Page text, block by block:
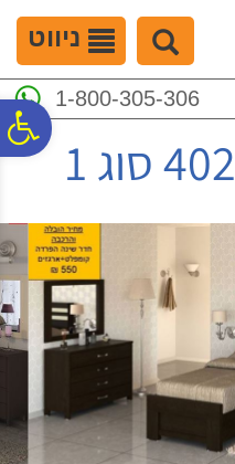
ניווט
1-800-305-306